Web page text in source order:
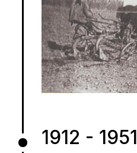
1912 - 1951